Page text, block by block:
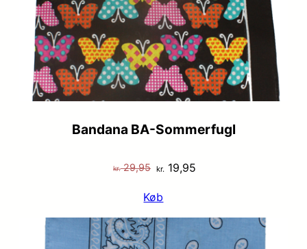
Bandana BA-Sommerfugl
kr.29,95 Den
pris
var:
kr. 29,95.
kr. 19,95
er:
kr. 19,95.
Køb